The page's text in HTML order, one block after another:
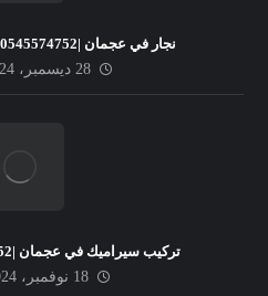
نجار في عجمان |0545574752|نجار رخيص في عجمان
28 ديسمبر، 2024
تركيب سيراميك في عجمان |0545574752 |تركيب بلاط
18 نوفمبر، 2024